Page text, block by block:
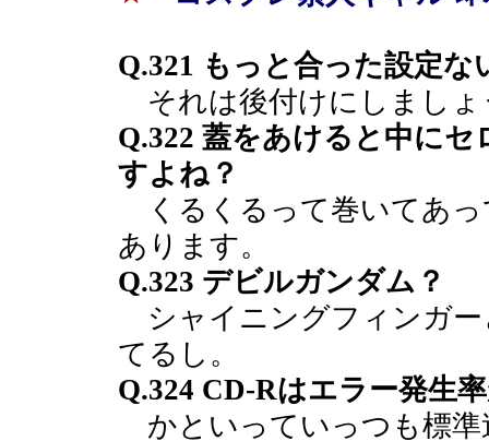
Q.321 もっと合った設定な
それは後付けにしましょ
Q.322 蓋をあけると中に
すよね？
くるくるって巻いてあっ
あります。
Q.323 デビルガンダム？
シャイニングフィンガー
てるし。
Q.324 CD-Rはエラー発生
かといっていっつも標準